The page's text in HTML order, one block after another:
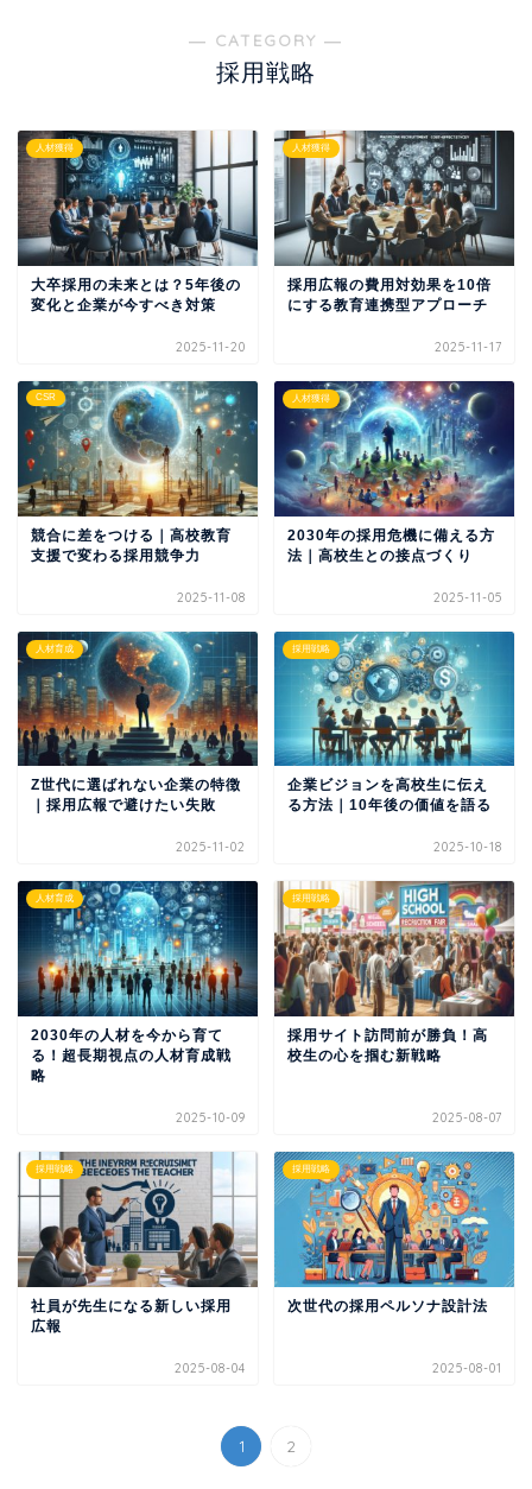
― CATEGORY ―
採用戦略
人材獲得
大卒採用の未来とは？5年後の
変化と企業が今すべき対策
2025-11-20
人材獲得
採用広報の費用対効果を10倍
にする教育連携型アプローチ
2025-11-17
CSR
競合に差をつける｜高校教育
支援で変わる採用競争力
2025-11-08
人材獲得
2030年の採用危機に備える方
法｜高校生との接点づくり
2025-11-05
人材育成
Z世代に選ばれない企業の特徴
｜採用広報で避けたい失敗
2025-11-02
採用戦略
企業ビジョンを高校生に伝え
る方法｜10年後の価値を語る
2025-10-18
人材育成
2030年の人材を今から育て
る！超長期視点の人材育成戦
略
2025-10-09
採用戦略
採用サイト訪問前が勝負！高
校生の心を掴む新戦略
2025-08-07
採用戦略
社員が先生になる新しい採用
広報
2025-08-04
採用戦略
次世代の採用ペルソナ設計法
2025-08-01
1 2